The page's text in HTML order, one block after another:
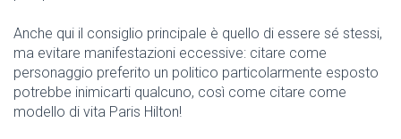
Anche qui il consiglio principale è quello di essere sé stessi,
ma evitare manifestazioni eccessive: citare come
personaggio preferito un politico particolarmente esposto
potrebbe inimicarti qualcuno, così come citare come
modello di vita Paris Hilton!